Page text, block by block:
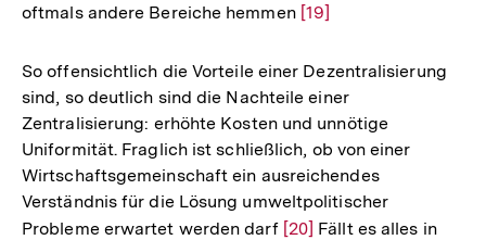
oftmals andere Bereiche hemmen Zur
der
Fußnote
[19]
So offensichtlich die Vorteile einer Dezentralisierung
sind, so deutlich sind die Nachteile einer
Zentralisierung: erhöhte Kosten und unnötige
Uniformität. Fraglich ist schließlich, ob von einer
Wirtschaftsgemeinschaft ein ausreichendes
Verständnis für die Lösung umweltpolitischer
Probleme erwartet werden darf Zur
[20] Fällt es alles in